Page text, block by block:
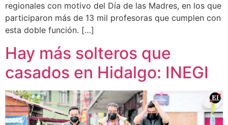
regionales con motivo del Día de las Madres, en los que
participaron más de 13 mil profesoras que cumplen con
esta doble función. […]
Hay más solteros que
casados en Hidalgo: INEGI